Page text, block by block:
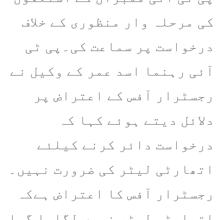
کی مرحلہ وار منظوری کے خلاف
درخواست پر سماعت کی۔پی ٹی
آئی رہنما اسد عمر کے وکیل نے
رجسٹرار آفس کے اعتراض پر
دلائل دیتے ہوئے کہا کہ
درخواست دائر کرنے کیلئے
اتھارٹی لیٹر کی ضرورت نہیں۔
رجسٹرار آفس کا اعتراض ہےکہ